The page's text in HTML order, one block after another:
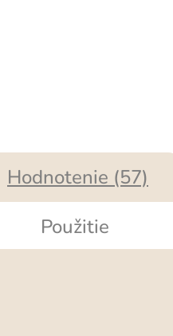
Hodnotenie (57)
Použitie